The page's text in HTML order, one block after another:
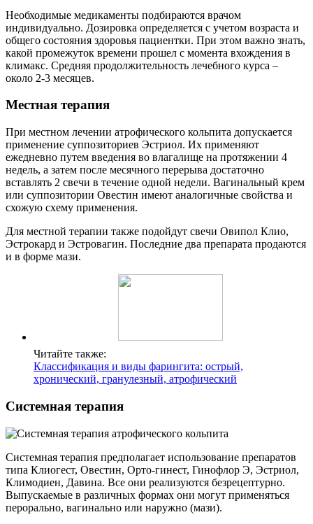
Необходимые медикаменты подбираются врачом
индивидуально. Дозировка определяется с учетом возраста и
общего состояния здоровья пациентки. При этом важно знать,
какой промежуток времени прошел с момента вхождения в
климакс. Средняя продолжительность лечебного курса –
около 2-3 месяцев.
Местная терапия
При местном лечении атрофического кольпита допускается
применение суппозиториев Эстриол. Их применяют
ежедневно путем введения во влагалище на протяжении 4
недель, а затем после месячного перерыва достаточно
вставлять 2 свечи в течение одной недели. Вагинальный крем
или суппозитории Овестин имеют аналогичные свойства и
схожую схему применения.
Для местной терапии также подойдут свечи Овипол Клио,
Эстрокард и Эстровагин. Последние два препарата продаются
и в форме мази.
Читайте также:
Классификация и виды фарингита: острый,
хронический, гранулезный, атрофический
Системная терапия
Системная терапия предполагает использование препаратов
типа Клиогест, Овестин, Орто-гинест, Гинофлор Э, Эстриол,
Климодиен, Давина. Все они реализуются безрецептурно.
Выпускаемые в различных формах они могут применяться
перорально, вагинально или наружно (мази).